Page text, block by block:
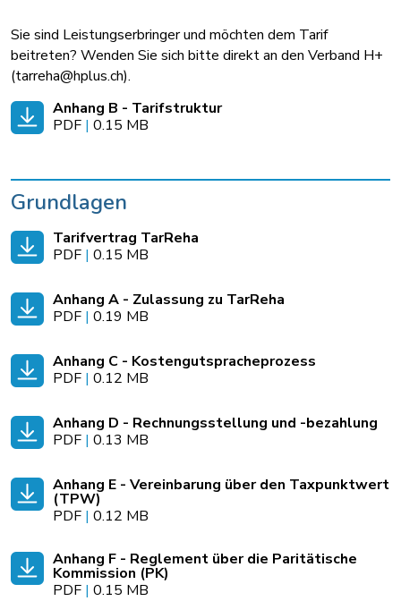
Sie sind Leistungserbringer und möchten dem Tarif
beitreten? Wenden Sie sich bitte direkt an den Verband H+
(tarreha@hplus.ch).
Anhang B - Tarifstruktur
PDF | 0.15 MB
Grundlagen
Tarifvertrag TarReha
PDF | 0.15 MB
Anhang A - Zulassung zu TarReha
PDF | 0.19 MB
Anhang C - Kostengutspracheprozess
PDF | 0.12 MB
Anhang D - Rechnungsstellung und -bezahlung
PDF | 0.13 MB
Anhang E - Vereinbarung über den Taxpunktwert
(TPW)
PDF | 0.12 MB
Anhang F - Reglement über die Paritätische
Kommission (PK)
PDF | 0.15 MB